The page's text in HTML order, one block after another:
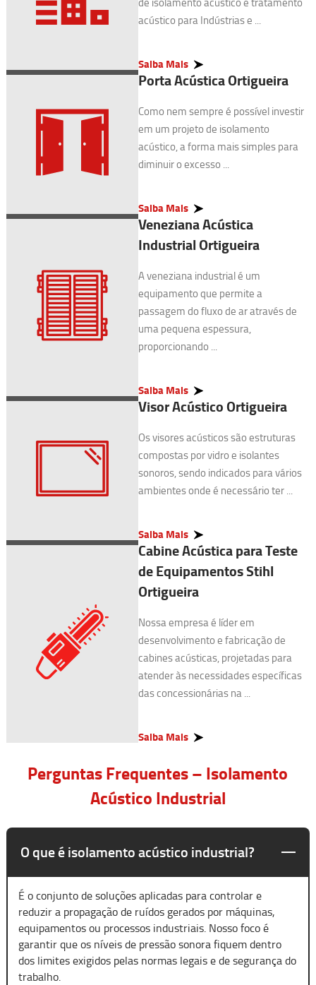
acústico para Indústrias e ...
Saiba Mais
Porta Acústica Ortigueira
Como nem sempre é possível investir
em um projeto de isolamento
acústico, a forma mais simples para
diminuir o excesso ...
Saiba Mais
Veneziana Acústica
Industrial Ortigueira
A veneziana industrial é um
equipamento que permite a
passagem do fluxo de ar através de
uma pequena espessura,
proporcionando ...
Saiba Mais
Visor Acústico Ortigueira
Os visores acústicos são estruturas
compostas por vidro e isolantes
sonoros, sendo indicados para vários
ambientes onde é necessário ter ...
Saiba Mais
Cabine Acústica para Teste
de Equipamentos Stihl
Ortigueira
Nossa empresa é líder em
desenvolvimento e fabricação de
cabines acústicas, projetadas para
atender às necessidades específicas
das concessionárias na ...
Saiba Mais
Perguntas Frequentes – Isolamento
Acústico Industrial
O que é isolamento acústico industrial?
É o conjunto de soluções aplicadas para controlar e
reduzir a propagação de ruídos gerados por máquinas,
equipamentos ou processos industriais. Nosso foco é
garantir que os níveis de pressão sonora fiquem dentro
dos limites exigidos pelas normas legais e de segurança do
trabalho.